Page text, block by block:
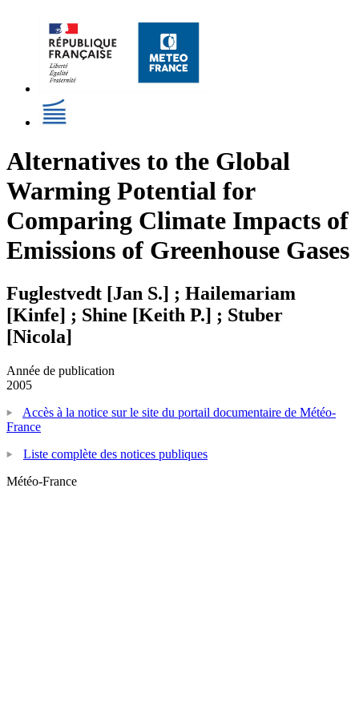
Alternatives to the Global
Warming Potential for
Comparing Climate Impacts of
Emissions of Greenhouse Gases
Fuglestvedt [Jan S.] ; Hailemariam
[Kinfe] ; Shine [Keith P.] ; Stuber
[Nicola]
Année de publication
2005
Accès à la notice sur le site du portail documentaire de Météo-
France
Liste complète des notices publiques
Météo-France